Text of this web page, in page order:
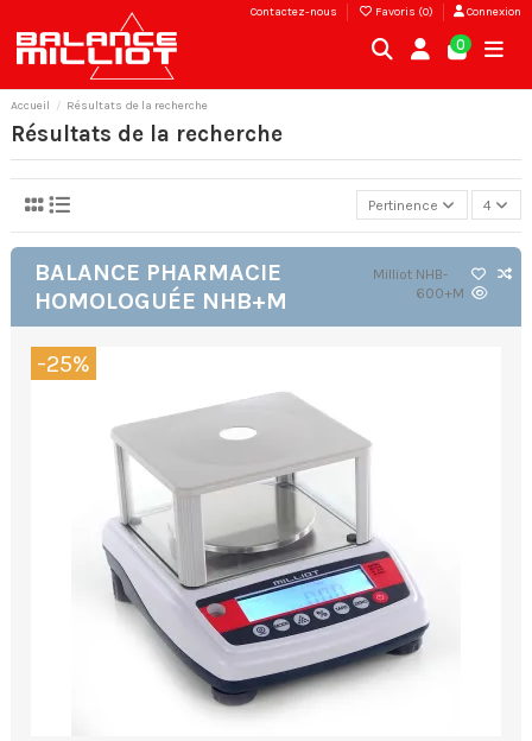
Contactez-nous Favoris (0) Connexion
0
Accueil Résultats de la recherche
Résultats de la recherche
Pertinence 4
BALANCE PHARMACIE
HOMOLOGUÉE NHB+M
Milliot NHB-
600+M
-25%